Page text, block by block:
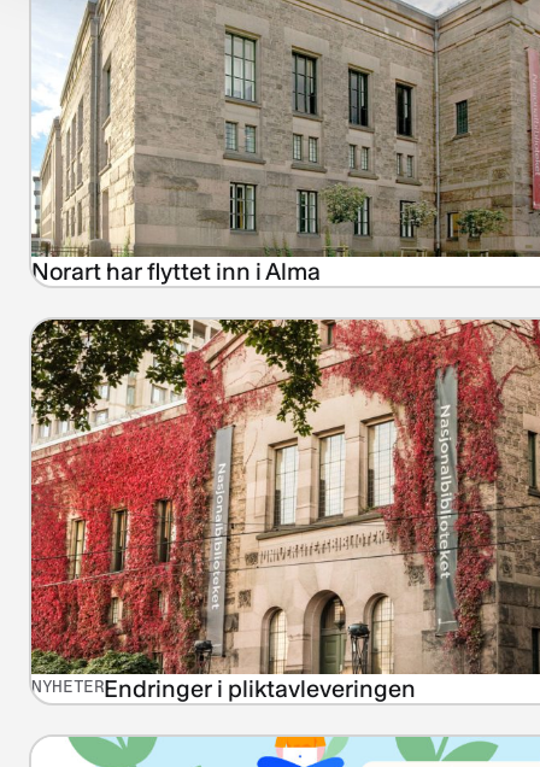
Norart har flyttet inn i Alma
NYHETEREndringer i pliktavleveringen